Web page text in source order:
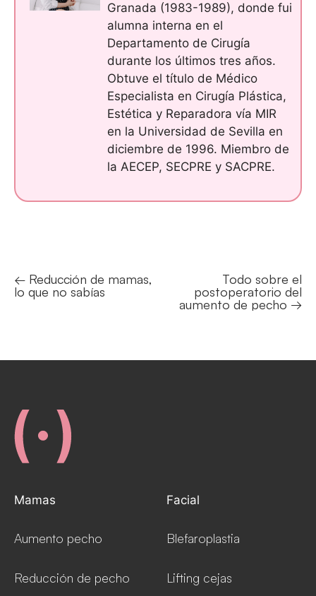
Granada (1983-1989), donde fui
alumna interna en el
Departamento de Cirugía
durante los últimos tres años.
Obtuve el título de Médico
Especialista en Cirugía Plástica,
Estética y Reparadora vía MIR
en la Universidad de Sevilla en
diciembre de 1996. Miembro de
la AECEP, SECPRE y SACPRE.
Posts
navigation
← Reducción de mamas,
lo que no sabías
Todo sobre el
postoperatorio del
aumento de pecho →
Mamas
Aumento pecho
Reducción de pecho
Facial
Blefaroplastia
Lifting cejas